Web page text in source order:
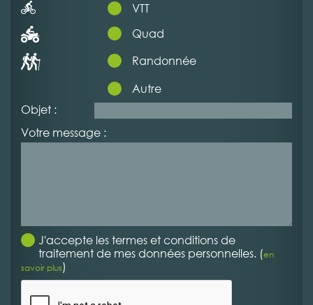
VTT
Quad
Randonnée
Autre
Objet :
Votre message :
J'accepte les termes et conditions de
traitement de mes données personnelles. (en
savoir plus)